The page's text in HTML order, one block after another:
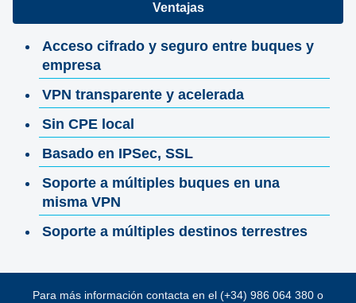
Ventajas
Acceso cifrado y seguro entre buques y
empresa
VPN transparente y acelerada
Sin CPE local
Basado en IPSec, SSL
Soporte a múltiples buques en una
misma VPN
Soporte a múltiples destinos terrestres
Para más información contacta en el (+34) 986 064 380 o